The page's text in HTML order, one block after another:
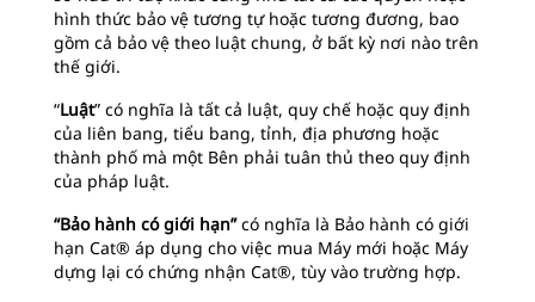
hình thức bảo vệ tương tự hoặc tương đương, bao
gồm cả bảo vệ theo luật chung, ở bất kỳ nơi nào trên
thế giới.
“Luật” có nghĩa là tất cả luật, quy chế hoặc quy định
của liên bang, tiểu bang, tỉnh, địa phương hoặc
thành phố mà một Bên phải tuân thủ theo quy định
của pháp luật.
“Bảo hành có giới hạn”có nghĩa là Bảo hành có giới
hạn Cat® áp dụng cho việc mua Máy mới hoặc Máy
dựng lại có chứng nhận Cat®, tùy vào trường hợp.